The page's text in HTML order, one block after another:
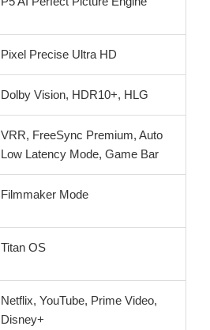
Pixel Precise Ultra HD
Dolby Vision, HDR10+, HLG
VRR, FreeSync Premium, Auto
Low Latency Mode, Game Bar
Filmmaker Mode
Titan OS
Netflix, YouTube, Prime Video,
Disney+